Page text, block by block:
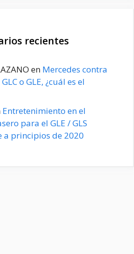
recientes
en Mercedes contra
o GLE, ¿cuál es el
Entretenimiento en el
para el GLE / GLS
a principios de 2020